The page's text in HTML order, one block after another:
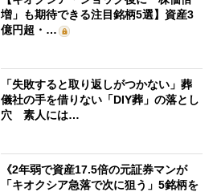
増」も期待できる注目銘柄5選】資産3
億円超・…
「失敗すると取り返しがつかない」葬
儀社の手を借りない「DIY葬」の落とし
穴 素人には…
《2年弱で資産17.5倍の元証券マンが
「キオクシア急落で次に狙う」5銘柄を